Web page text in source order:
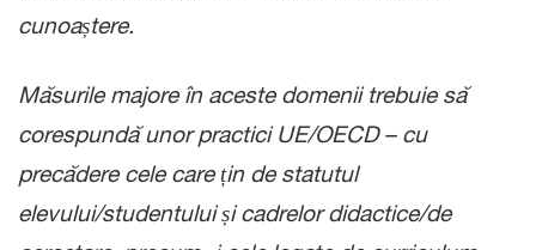
cunoaștere.
Măsurile majore în aceste domenii trebuie să
corespundă unor practici UE/OECD – cu
precădere cele care țin de statutul
elevului/studentului și cadrelor didactice/de